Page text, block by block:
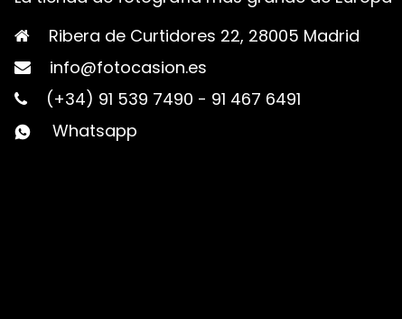
Ribera de Curtidores 22, 28005 Madrid
info@fotocasion.es
(+34) 91 539 7490 - 91 467 6491
Whatsapp